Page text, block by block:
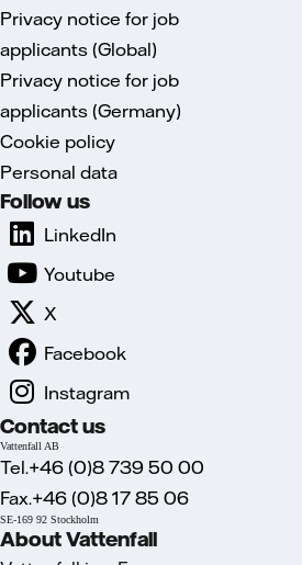
Privacy notice for job
applicants (Global)
Privacy notice for job
applicants (Germany)
Cookie policy
Personal data
Follow us
LinkedIn
Youtube
X
Facebook
Instagram
Contact us
Vattenfall AB
Tel.+46 (0)8 739 50 00
Fax.+46 (0)8 17 85 06
SE-169 92 Stockholm
About Vattenfall